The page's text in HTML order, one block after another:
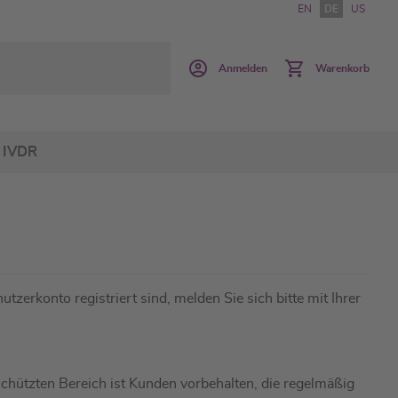
EN DE US
Anmelden Warenkorb
IVDR
registriert sind, melden Sie sich bitte mit Ihrer
Bereich ist Kunden vorbehalten, die regelmäßig